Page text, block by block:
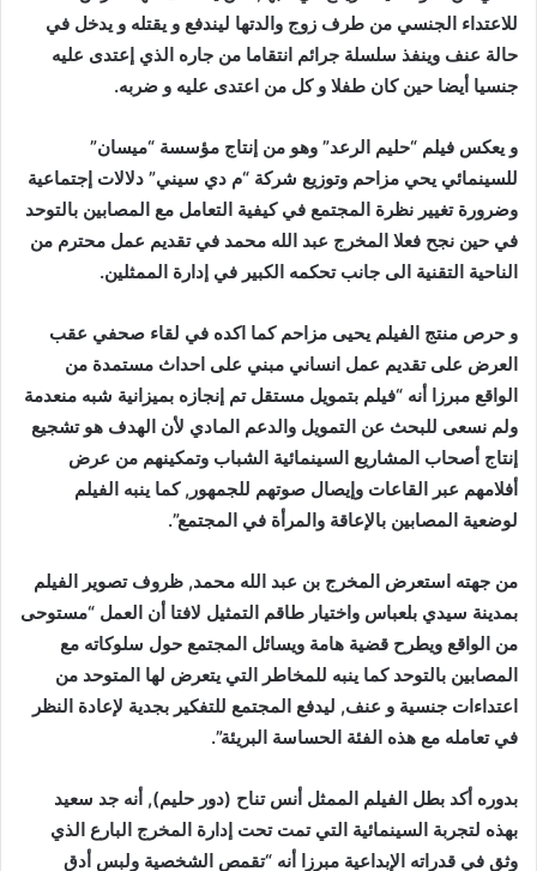
للاعتداء الجنسي من طرف زوج والدتها ليندفع و يقتله و يدخل في
حالة عنف وينفذ سلسلة جرائم انتقاما من جاره الذي إعتدى عليه
جنسيا أيضا حين كان طفلا و كل من اعتدى عليه و ضربه.
و يعكس فيلم “حليم الرعد” وهو من إنتاج مؤسسة “ميسان”
للسينمائي يحي مزاحم وتوزيع شركة “م دي سيني” دلالات إجتماعية
وضرورة تغيير نظرة المجتمع في كيفية التعامل مع المصابين بالتوحد
في حين نجح فعلا المخرج عبد الله محمد في تقديم عمل محترم من
الناحية التقنية الى جانب تحكمه الكبير في إدارة الممثلين.
و حرص منتج الفيلم يحيى مزاحم كما اكده في لقاء صحفي عقب
العرض على تقديم عمل انساني مبني على احداث مستمدة من
الواقع مبرزا أنه “فيلم بتمويل مستقل تم إنجازه بميزانية شبه منعدمة
ولم نسعى للبحث عن التمويل والدعم المادي لأن الهدف هو تشجيع
إنتاج أصحاب المشاريع السينمائية الشباب وتمكينهم من عرض
أفلامهم عبر القاعات وإيصال صوتهم للجمهور, كما ينبه الفيلم
لوضعية المصابين بالإعاقة والمرأة في المجتمع”.
من جهته استعرض المخرج بن عبد الله محمد, ظروف تصوير الفيلم
بمدينة سيدي بلعباس واختيار طاقم التمثيل لافتا أن العمل “مستوحى
من الواقع ويطرح قضية هامة ويسائل المجتمع حول سلوكاته مع
المصابين بالتوحد كما ينبه للمخاطر التي يتعرض لها المتوحد من
اعتداءات جنسية و عنف, ليدفع المجتمع للتفكير بجدية لإعادة النظر
في تعامله مع هذه الفئة الحساسة البريئة”.
بدوره أكد بطل الفيلم الممثل أنس تناح (دور حليم), أنه جد سعيد
بهذه لتجربة السينمائية التي تمت تحت إدارة المخرج البارع الذي
وثق في قدراته الإبداعية مبرزا أنه “تقمص الشخصية ولبس أدق